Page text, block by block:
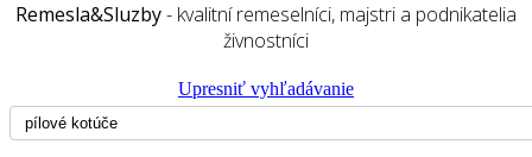
Remesla&Sluzby- kvalitní remeselníci, majstri a podnikatelia
živnostníci
Upresniť vyhľadávanie